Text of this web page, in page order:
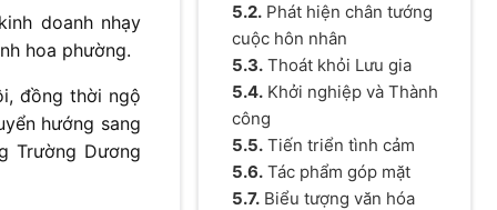
doanh nhạy
hoa phường.
đồng thời ngộ
hướng sang
Trường Dương
5.2.Phát hiện chân tướng
cuộc hôn nhân
5.3.Thoát khỏi Lưu gia
5.4.Khởi nghiệp và Thành
công
5.5.Tiến triển tình cảm
5.6.Tác phẩm góp mặt
5.7.Biểu tượng văn hóa